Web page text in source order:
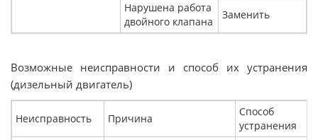
Нарушена работа
двойного клапана
Заменить
Возможные неисправности и способ их устранения
(дизельный двигатель)
Неисправность Причина
Способ
устранения